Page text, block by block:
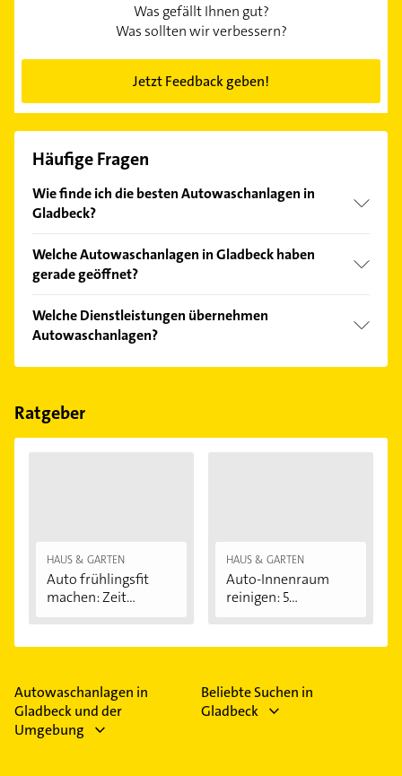
Was gefällt Ihnen gut?
Was sollten wir verbessern?
Jetzt Feedback geben!
Häufige Fragen
Wie finde ich die besten Autowaschanlagen in
Gladbeck?
Kundenmeinungen und profitieren Sie von den
Empfehlungen. Die Suchergebnisse können Sie sich
Welche Autowaschanlagen in Gladbeck haben
gerade geöffnet?
Bitte beachten Sie, dass diese an Sonn- und
Feiertagen abweichen können.
Welche Dienstleistungen übernehmen
Autowaschanlagen?
Folgende Leistungen werden angeboten:
Ratgeber
HAUS & GARTEN
Auto frühlingsfit
machen: Zeit...
HAUS & GARTEN
Auto-Innenraum
reinigen: 5
Autowaschanlagen in
Gladbeck und der
Umgebung
Beliebte Suchen in
Gladbeck